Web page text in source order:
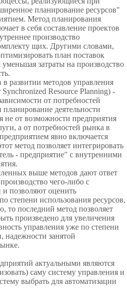
планирование ресурсов"
Метод планирования
в себя составление проектов
производство
щих. Другими словами,
план поставок
затраты на производство
развитии методов управления
Resource Planning) -
от потребностей
деятельности
не от возможности предприятия
а от потребностей рынка в
явно включается
метод позволяет интегрировать
- предприятие" с внутренними
выше методов дают ответ
чего-либо с
позволяют оценить
степени использования ресурсов,
то последний метод позволяет
произведено для увеличения
управления уже по степени
надежности занятой
актуальными являются
саму систему управления и
выбрать для автоматизации